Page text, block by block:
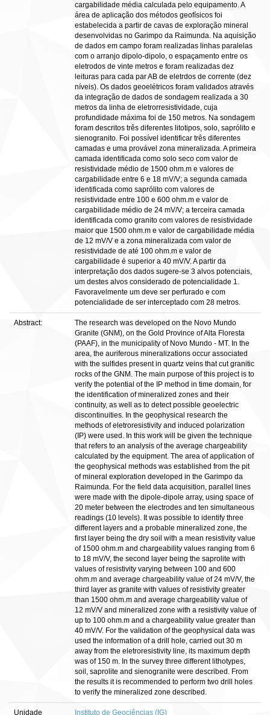
cargabilidade média calculada pelo equipamento. A
área de aplicação dos métodos geofísicos foi
estabelecida a partir de cavas de exploração mineral
desenvolvidas no Garimpo da Raimunda. Na aquisição
de dados em campo foram realizadas linhas paralelas
com o arranjo dipolo-dipolo, o espaçamento entre os
eletrodos de vinte metros e foram realizadas dez
leituras para cada par AB de eletrdos de corrente (dez
níveis). Os dados geoelétricos foram validados através
da integração de dados de sondagem realizada a 30
metros da linha de eletrorresistividade, cuja
profundidade máxima foi de 150 metros. Na sondagem
foram descritos três diferentes litotipos, solo, saprólito e
sienogranito. Foi possível identificar três diferentes
camadas e uma provável zona mineralizada. A primeira
camada identificada como solo seco com valor de
resistividade médio de 1500 ohm.m e valores de
cargabilidade entre 6 e 18 mV/V; a segunda camada
identificada como saprólito com valores de
resistividade entre 100 e 600 ohm.m e valor de
cargabilidade médio de 24 mV/V; a terceira camada
identificada como granito com valores de resistividade
maior que 1500 ohm.m e valor de cargabilidade média
de 12 mV/V e a zona mineralizada com valor de
resistividade de até 100 ohm.m e valor de
cargabilidade é superior a 40 mV/V. A partir da
interpretação dos dados sugere-se 3 alvos potenciais,
um destes alvos considerado de potencialidade 1.
Favoravelmente um deve ser perfurado e com
potencialidade de ser interceptado com 28 metros.
Abstract:
The research was developed on the Novo Mundo
Granite (GNM), on the Gold Province of Alta Floresta
(PAAF), in the municipality of Novo Mundo - MT. In the
area, the auriferous mineralizations occur associated
with the sulfides present in quartz veins that cut granitic
rocks of the GNM. The main purpose of this project is to
verify the potential of the IP method in time domain, for
the identification of mineralized zones and their
continuity, as well as to detect possible geoelectric
discontinuities. In the geophysical research the
methods of eletroresistivity and induced polarization
(IP) were used. In this work will be given the technique
that refers to an analysis of the average chargeability
calculated by the equipment. The area of application of
the geophysical methods was established from the pit
of mineral exploration developed in the Garimpo da
Raimunda. For the field data acquisition, parallel lines
were made with the dipole-dipole array, using space of
20 meter between the electrodes and ten simultaneous
readings (10 levels). It was possible to identify three
different layers and a probable mineralized zone, the
first layer being the dry soil with a mean resistivity value
of 1500 ohm.m and chargeability values ranging from 6
to 18 mV/V, the second layer being the saprolite with
values of resistivity varying between 100 and 600
ohm.m and average chargeability value of 24 mV/V, the
third layer as granite with values of resistivity greater
than 1500 ohm.m and average chargeability value of
12 mV/V and mineralized zone with a resistivity value of
up to 100 ohm.m and a chargeability value greater than
40 mV/V. For the validation of the geophysical data was
used the information of a drill hole, carried out 30 m
away from the eletroresistivity line, its maximum depth
was of 150 m. In the survey three different lithotypes,
soil, saprolite and sienogranite were described. From
the results it is recommended to perform two drill holes
to verify the mineralized zone described.
Unidade Instituto de Geociências (IG)